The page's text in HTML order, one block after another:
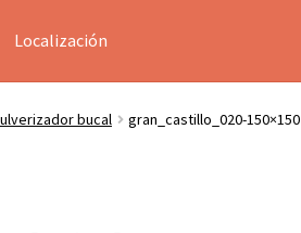
Localización
bucal gran_castillo_020-150×150